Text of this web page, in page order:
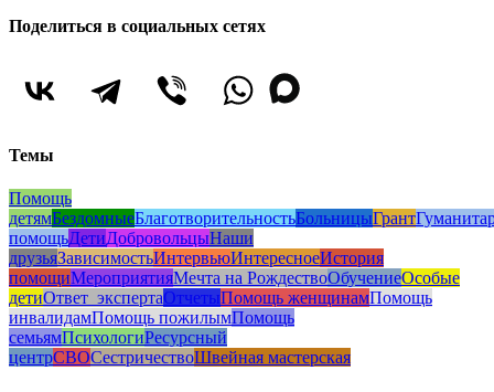
Поделиться в социальных сетях
Темы
Помощь
детямБездомныеБлаготворительностьБольницыГрант
помощьДетиДобровольцыНаши
друзьяЗависимостьИнтервьюИнтересноеИстория
помощиМероприятияМечта на РождествоОбучениеОсобые
детиОтвет_экспертаОтчетыПомощь женщинамПомощь
инвалидамПомощь пожилымПомощь
семьямПсихологиРесурсный
центрСВОСестричествоШвейная мастерская